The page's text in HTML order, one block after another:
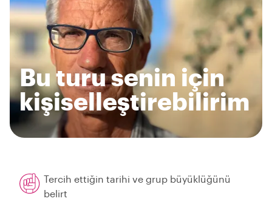
Bu turu senin için
kişiselleştirebilirim
Tercih ettiğin tarihi ve grup büyüklüğünü
belirt